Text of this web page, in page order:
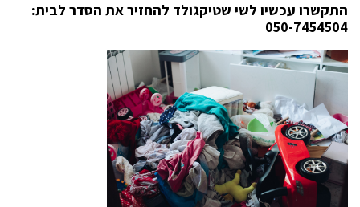
התקשרו עכשיו לשי שטיקגולד להחזיר את הסדר לבית:
050-7454504